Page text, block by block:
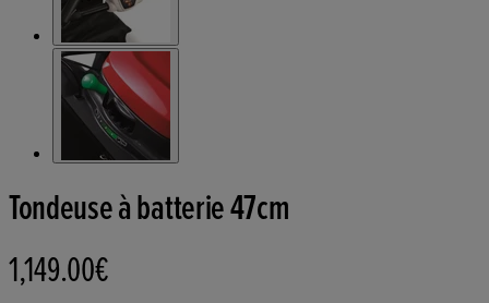
Tondeuse à batterie 47cm
Prix actuel : 1,149.00€.
1,149.00€